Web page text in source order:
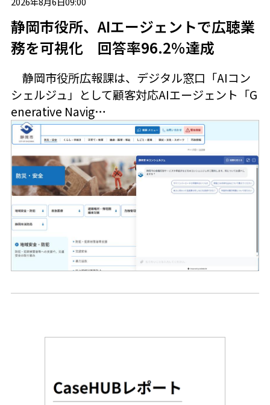
静岡市役所、AIエージェントで広聴業
務を可視化 回答率96.2％達成
静岡市役所広報課は、デジタル窓口「AIコン
シェルジュ」として顧客対応AIエージェント「G
enerative Navig…